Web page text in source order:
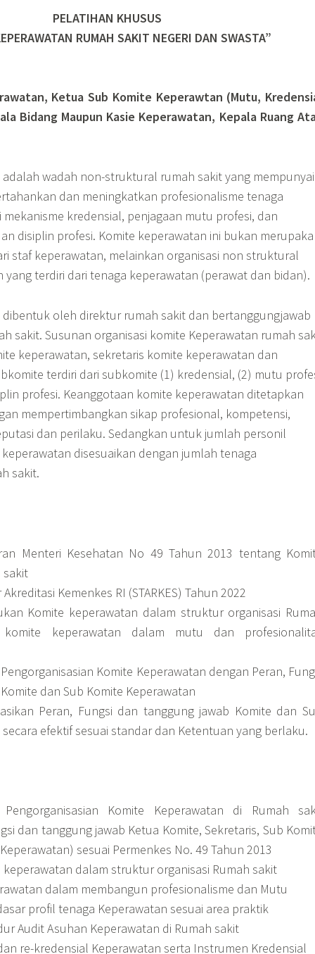
PELATIHAN KHUSUS
RUMAH SAKIT NEGERI DAN SWASTA”
Ketua Sub Komite Keperawtan (Mutu,
Bidang Maupun Kasie Keperawatan, Kepala Ruang
wadah non-struktural rumah sakit yang mempunyai
dan meningkatkan profesionalisme tenaga
kredensial, penjagaan mutu profesi, dan
disiplin profesi. Komite keperawatan ini bukan
staf keperawatan, melainkan organisasi non struktural
yang terdiri dari tenaga keperawatan (perawat dan bidan).
dibentuk oleh direktur rumah sakit dan bertanggungjawab
sakit. Susunan organisasi komite Keperawatan rumah
keperawatan, sekretaris komite keperawatan dan
terdiri dari subkomite (1) kredensial, (2) mutu
profesi. Keanggotaan komite keperawatan ditetapkan
mempertimbangkan sikap profesional, kompetensi,
dan perilaku. Sedangkan untuk jumlah personil
disesuaikan dengan jumlah tenaga
sakit.
Menteri Kesehatan No 49 Tahun 2013 tentang
sakit
Kemenkes RI (STARKES) Tahun 2022
Komite keperawatan dalam struktur organisasi
keperawatan dalam mutu dan
Komite Keperawatan dengan Peran,
dan Sub Komite Keperawatan
Peran, Fungsi dan tanggung jawab Komite dan
efektif sesuai standar dan Ketentuan yang berlaku.
Komite Keperawatan di Rumah
dan tanggung jawab Ketua Komite, Sekretaris, Sub
sesuai Permenkes No. 49 Tahun 2013
dalam struktur organisasi Rumah sakit
dalam membangun profesionalisme dan Mutu
profil tenaga Keperawatan sesuai area praktik
Audit Asuhan Keperawatan di Rumah sakit
re-kredensial Keperawatan serta Instrumen Kredensial